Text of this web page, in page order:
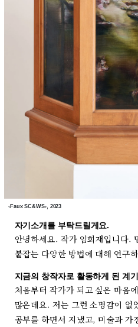
‹Faux SC&WS›, 2023
자기소개를 부탁드릴게요.
안녕하세요. 작가 임희재입니다.
붙잡는 다양한 방법에 대해 연구
지금의 창작자로 활동하게 된 계
처음부터 작가가 되고 싶은 마음
많은데요. 저는 그런 소명감이 없
공부를 하면서 지냈고, 미술과 가